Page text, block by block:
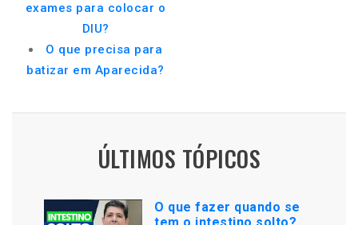
exames para colocar o
DIU?
O que precisa para
batizar em Aparecida?
ÚLTIMOS TÓPICOS
O que fazer quando se